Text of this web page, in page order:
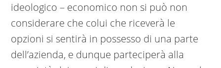
ideologico – economico non si può non
considerare che colui che riceverà le
opzioni si sentirà in possesso di una parte
dell’azienda, e dunque parteciperà alla